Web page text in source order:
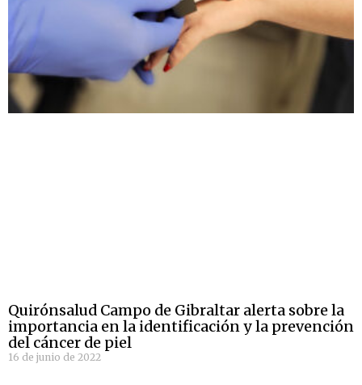
Quirónsalud Campo de Gibraltar alerta sobre la
importancia en la identificación y la prevención
del cáncer de piel
16 de junio de 2022